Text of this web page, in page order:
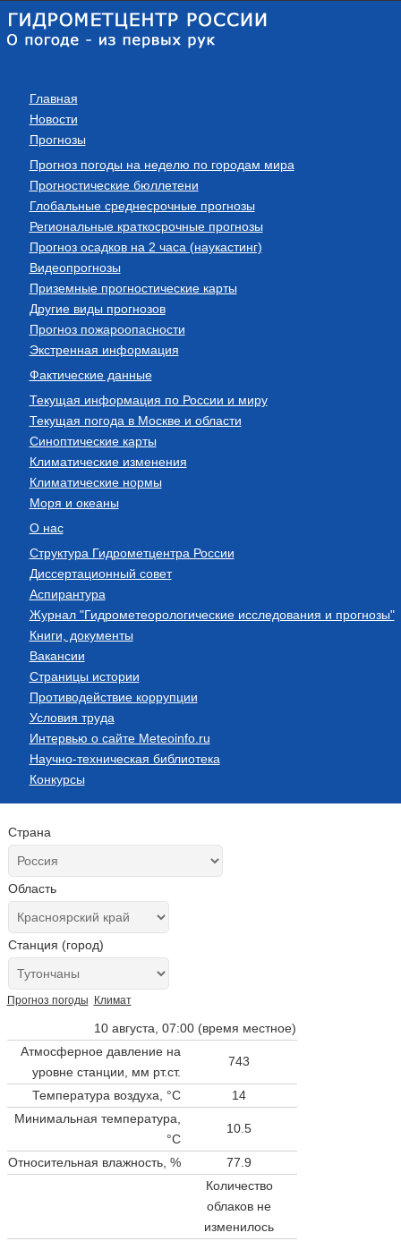
Главная
Новости
Прогнозы
Прогноз погоды на неделю по городам мира
Прогностические бюллетени
Глобальные среднесрочные прогнозы
Региональные краткосрочные прогнозы
Прогноз осадков на 2 часа (наукастинг)
Видеопрогнозы
Приземные прогностические карты
Другие виды прогнозов
Прогноз пожароопасности
Экстренная информация
Фактические данные
Текущая информация по России и миру
Текущая погода в Москве и области
Синоптические карты
Климатические изменения
Климатические нормы
Моря и океаны
О нас
Структура Гидрометцентра России
Диссертационный совет
Аспирантура
Журнал "Гидрометеорологические исследования и прогнозы"
Книги, документы
Вакансии
Страницы истории
Противодействие коррупции
Условия труда
Интервью о сайте Meteoinfo.ru
Научно-техническая библиотека
Конкурсы
Страна
Область
Станция (город)
Прогноз погоды Климат
10 августа, 07:00 (время местное)
Атмосферное давление на
уровне станции, мм рт.ст.
743
Температура воздуха, °C
14
Минимальная температура,
°C
10.5
Относительная влажность, %
77.9
Количество
облаков не
изменилось